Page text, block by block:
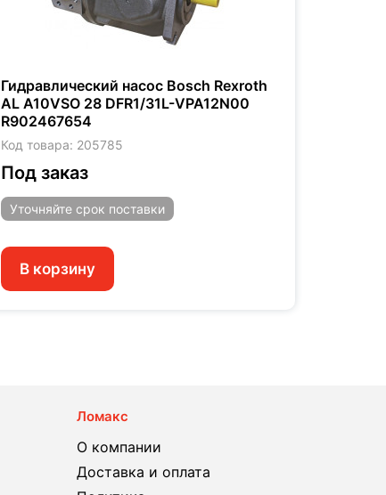
Гидравлический насос Bosch Rexroth
AL A10VSO 28 DFR1/31L-VPA12N00
R902467654
Код товара: 205785
Под заказ
Уточняйте срок поставки
В корзину
Ломакс
О компании
Доставка и оплата